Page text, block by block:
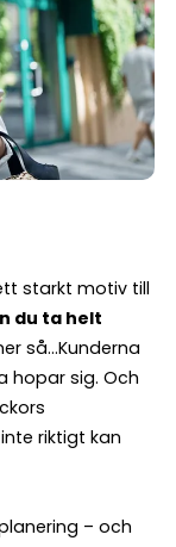
starkt motiv till
du ta helt
så…Kunderna
hopar sig. Och
riktigt kan
– och